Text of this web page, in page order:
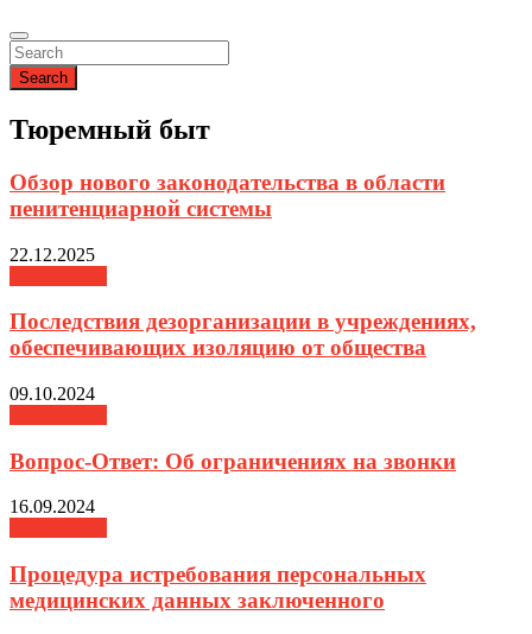
Search
Тюремный быт
Обзор нового законодательства в области
пенитенциарной системы
22.12.2025
Последствия дезорганизации в учреждениях,
обеспечивающих изоляцию от общества
09.10.2024
Вопрос-Ответ: Об ограничениях на звонки
16.09.2024
Процедура истребования персональных
медицинских данных заключенного